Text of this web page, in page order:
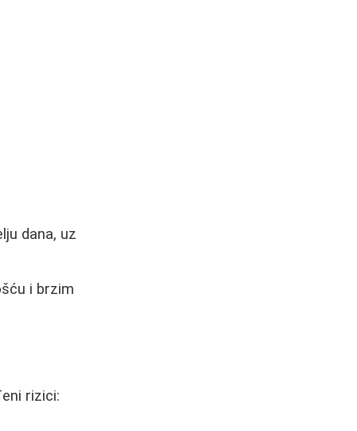
dana, uz
i brzim
rizici: